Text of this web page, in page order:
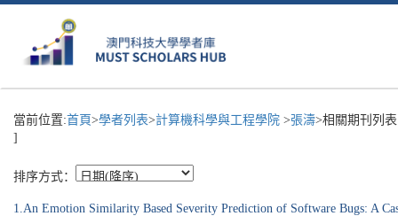
當前位置:首頁>學者列表>計算機科學與工程學院 >張濤>相關期刊列
]
排序方式：
1.An Emotion Similarity Based Severity Prediction of Software Bugs: A